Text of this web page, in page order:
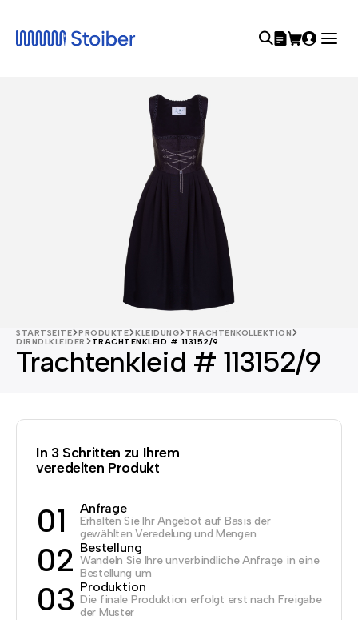
STARTSEITE PRODUKTE KLEIDUNG
TRACHTENKOLLEKTION
DIRNDLKLEIDER
TRACHTENKLEID # 113152/9
Trachtenkleid # 113152/9
In 3 Schritten zu Ihrem
veredelten Produkt
01 Anfrage
Erhalten Sie Ihr Angebot auf Basis der
gewählten Veredelung und Mengen
02 Bestellung
Wandeln Sie Ihre unverbindliche Anfrage in eine
Bestellung um
03 Produktion
Die finale Produktion erfolgt erst nach Freigabe
der Muster